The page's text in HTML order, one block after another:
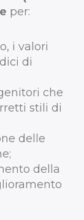
per:
i valori
di
che
stili di
delle
della